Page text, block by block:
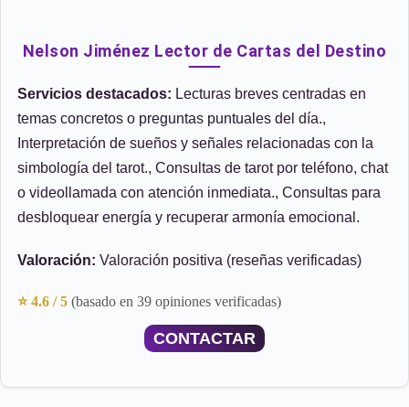
Nelson Jiménez Lector de Cartas del Destino
Servicios destacados: Lecturas breves centradas en
temas concretos o preguntas puntuales del día.,
Interpretación de sueños y señales relacionadas con la
simbología del tarot., Consultas de tarot por teléfono, chat
o videollamada con atención inmediata., Consultas para
desbloquear energía y recuperar armonía emocional.
Valoración: Valoración positiva (reseñas verificadas)
⭐ 4.6 / 5 (basado en 39 opiniones verificadas)
CONTACTAR